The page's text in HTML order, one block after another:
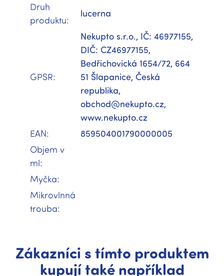
Druh
produktu:
lucerna
GPSR:
Nekupto s.r.o., IČ: 46977155,
DIČ: CZ46977155,
Bedřichovická 1654/72, 664
51 Šlapanice, Česká
republika,
obchod@nekupto.cz,
www.nekupto.cz
EAN:
859504001790000005
Objem v
ml:
Myčka:
Mikrovlnná
trouba:
Zákazníci s tímto produktem
kupují také například